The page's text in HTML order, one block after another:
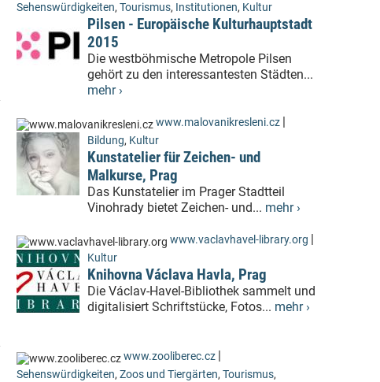
Sehenswürdigkeiten, Tourismus, Institutionen, Kultur
Pilsen - Europäische Kulturhauptstadt
2015
Die westböhmische Metropole Pilsen
gehört zu den interessantesten Städten...
mehr ›
www.malovanikresleni.cz |
Bildung, Kultur
Kunstatelier für Zeichen- und
Malkurse, Prag
Das Kunstatelier im Prager Stadtteil
Vinohrady bietet Zeichen- und... mehr ›
www.vaclavhavel-library.org |
Kultur
Knihovna Václava Havla, Prag
Die Václav-Havel-Bibliothek sammelt und
digitalisiert Schriftstücke, Fotos... mehr ›
www.zooliberec.cz |
Sehenswürdigkeiten, Zoos und Tiergärten, Tourismus,